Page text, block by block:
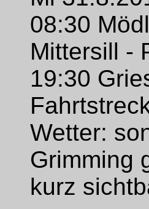
08:30
Mittersill -
19:30
Wetter:
Grimming
kurz